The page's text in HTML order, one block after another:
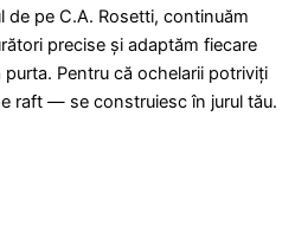
pe C.A. Rosetti, continuăm
precise și adaptăm fiecare
Pentru că ochelarii potriviți
raft — se construiesc în jurul tău.